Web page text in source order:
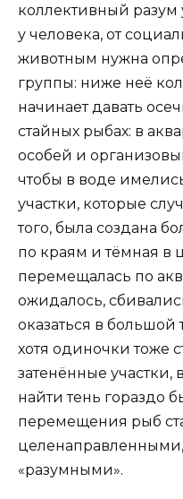
коллективный разум
у человека, от
животным нужна
группы: ниже неё
начинает давать
стайных рыбах: в
особей и
чтобы в воде
участки, которые
того, была создана
по краям и тёмная в
перемещалась по
ожидалось,
оказаться в
хотя одиночки тоже
затенённые участки,
найти тень гораздо
перемещения рыб
целенаправленными,
«разумными».